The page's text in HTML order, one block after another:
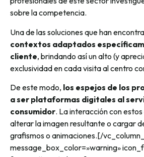
sobre la competencia.
Una de las soluciones que han
contextos adaptados
cliente, brindando así un alto (y
exclusividad en cada visita al centro
De este modo, los espejos de los
a ser plataformas digitales al
consumidor. La interacción con
alterar la imagen resultante o cargar
grafismos o animaciones.[/
message_box_color=»warning»